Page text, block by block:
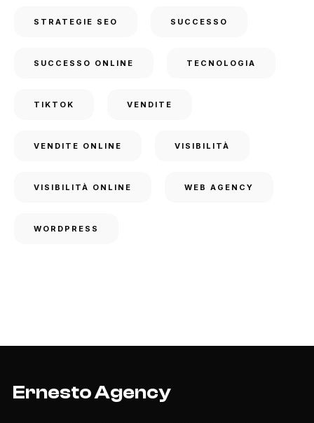
STRATEGIE SEO SUCCESSO
SUCCESSO ONLINE TECNOLOGIA
TIKTOK VENDITE
VENDITE ONLINE VISIBILITÀ
VISIBILITÀ ONLINE WEB AGENCY
WORDPRESS
Ernesto Agency